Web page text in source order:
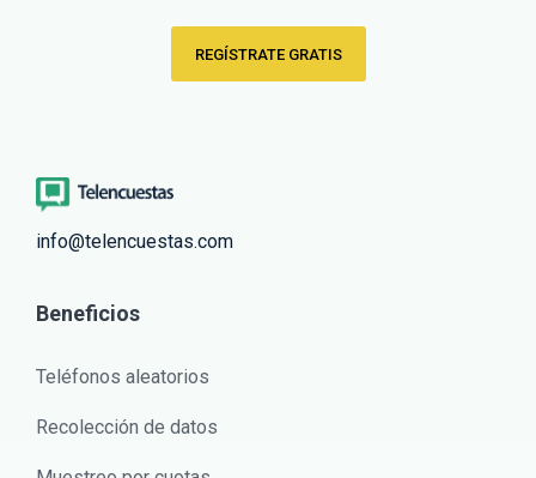
REGÍSTRATE GRATIS
info@telencuestas.com
Beneficios
Teléfonos aleatorios
Recolección de datos